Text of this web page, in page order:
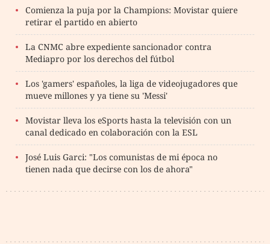
Comienza la puja por la Champions: Movistar quiere
retirar el partido en abierto
La CNMC abre expediente sancionador contra
Mediapro por los derechos del fútbol
Los 'gamers' españoles, la liga de videojugadores que
mueve millones y ya tiene su 'Messi'
Movistar lleva los eSports hasta la televisión con un
canal dedicado en colaboración con la ESL
José Luis Garci: "Los comunistas de mi época no
tienen nada que decirse con los de ahora"